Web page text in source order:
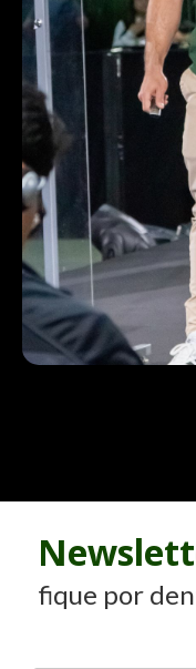
fique por